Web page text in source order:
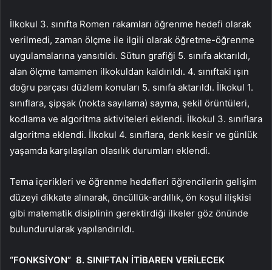
İlkokul 3. sınıfta Romen rakamları öğrenme hedefi olarak
verilmedi, zaman ölçme ile ilgili olarak öğretme-öğrenme
uygulamalarına yansıtıldı. Sütun grafiği 5. sınıfa aktarıldı,
alan ölçme tamamen ilkokuldan kaldırıldı. 4. sınıftaki ışın
doğru parçası düzlem konuları 5. sınıfa aktarıldı. İlkokul 1.
sınıflara, şipşak (nokta sayılama) sayma, şekil örüntüleri,
kodlama ve algoritma aktiviteleri eklendi. İlkokul 3. sınıflara
algoritma eklendi. İlkokul 4. sınıflara, denk kesir ve günlük
yaşamda karşılaşılan olasılık durumları eklendi.
Tema içerikleri ve öğrenme hedefleri öğrencilerin gelişim
düzeyi dikkate alınarak, öncüllük-ardıllık, ön koşul ilişkisi
gibi matematik disiplinin gerektirdiği ilkeler göz önünde
bulundurularak yapılandırıldı.
“FONKSİYON” 8. SINIFTAN İTİBAREN VERİLECEK